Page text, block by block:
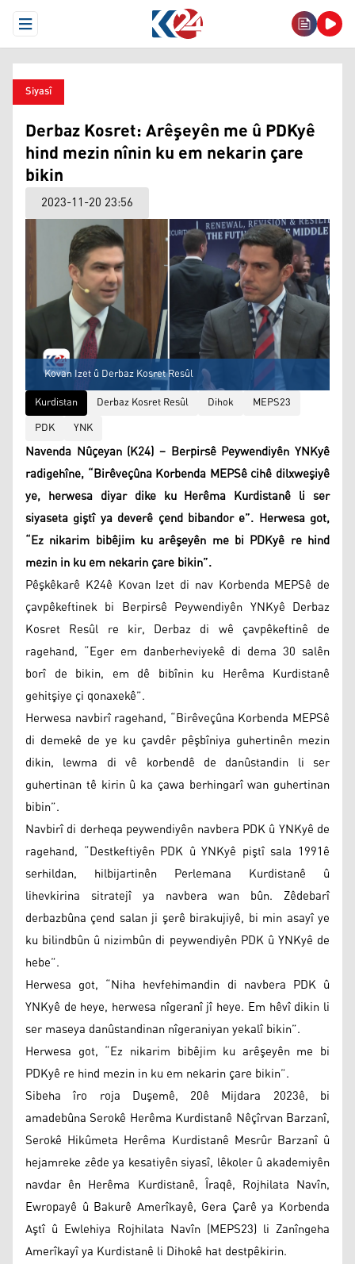
Open Menu
Siyasî
Derbaz Kosret: Arêşeyên me û PDKyê
hind mezin nînin ku em nekarin çare
bikin
2023-11-20 23:56
Kovan Izet û Derbaz Kosret Resûl
Kurdistan
Derbaz Kosret Resûl Dihok
MEPS23
PDK
YNK
Navenda Nûçeyan (K24) – Berpirsê Peywendiyên YNKyê
radigehîne, “Birêveçûna Korbenda MEPSê cihê dilxweşiyê
ye, herwesa diyar dike ku Herêma Kurdistanê li ser
siyaseta giştî ya deverê çend bibandor e”. Herwesa got,
“Ez nikarim bibêjim ku arêşeyên me bi PDKyê re hind
mezin in ku em nekarin çare bikin”.
Pêşkêkarê K24ê Kovan Izet di nav Korbenda MEPSê de
çavpêkeftinek bi Berpirsê Peywendiyên YNKyê Derbaz
Kosret Resûl re kir, Derbaz di wê çavpêkeftinê de
ragehand, “Eger em danberheviyekê di dema 30 salên
borî de bikin, em dê bibînin ku Herêma Kurdistanê
gehitşiye çi qonaxekê”.
Herwesa navbirî ragehand, “Birêveçûna Korbenda MEPSê
di demekê de ye ku çavdêr pêşbîniya guhertinên mezin
dikin, lewma di vê korbendê de danûstandin li ser
guhertinan tê kirin û ka çawa berhingarî wan guhertinan
bibin”.
Navbirî di derheqa peywendiyên navbera PDK û YNKyê de
ragehand, “Destkeftiyên PDK û YNKyê piştî sala 1991ê
serhildan, hilbijartinên Perlemana Kurdistanê û
lihevkirina sitratejî ya navbera wan bûn. Zêdebarî
derbazbûna çend salan ji şerê birakujiyê, bi min asayî ye
ku bilindbûn û nizimbûn di peywendiyên PDK û YNKyê de
hebe”.
Herwesa got, “Niha hevfehimandin di navbera PDK û
YNKyê de heye, herwesa nîgeranî jî heye. Em hêvî dikin li
ser maseya danûstandinan nîgeraniyan yekalî bikin”.
Herwesa got, “Ez nikarim bibêjim ku arêşeyên me bi
PDKyê re hind mezin in ku em nekarin çare bikin”.
Sibeha îro roja Duşemê, 20ê Mijdara 2023ê, bi
amadebûna Serokê Herêma Kurdistanê Nêçîrvan Barzanî,
Serokê Hikûmeta Herêma Kurdistanê Mesrûr Barzanî û
hejamreke zêde ya kesatiyên siyasî, lêkoler û akademiyên
navdar ên Herêma Kurdistanê, Îraqê, Rojhilata Navîn,
Ewropayê û Bakurê Amerîkayê, Gera Çarê ya Korbenda
Aştî û Ewlehiya Rojhilata Navîn (MEPS23) li Zanîngeha
Amerîkayî ya Kurdistanê li Dihokê hat destpêkirin.